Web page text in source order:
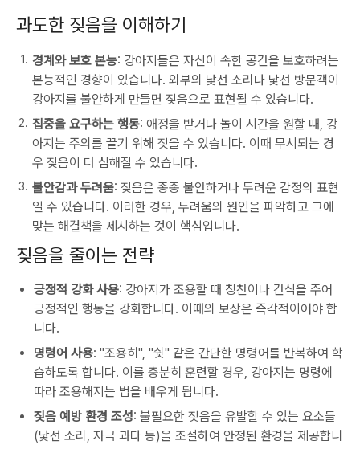
과도한 짖음을 이해하기
경계와 보호 본능: 강아지들은 자신이 속한 공간을 보호하려는
본능적인 경향이 있습니다. 외부의 낯선 소리나 낯선 방문객이
강아지를 불안하게 만들면 짖음으로 표현될 수 있습니다.
집중을 요구하는 행동: 애정을 받거나 놀이 시간을 원할 때, 강
아지는 주의를 끌기 위해 짖을 수 있습니다. 이때 무시되는 경
우 짖음이 더 심해질 수 있습니다.
불안감과 두려움: 짖음은 종종 불안하거나 두려운 감정의 표현
일 수 있습니다. 이러한 경우, 두려움의 원인을 파악하고 그에
맞는 해결책을 제시하는 것이 핵심입니다.
짖음을 줄이는 전략
긍정적 강화 사용: 강아지가 조용할 때 칭찬이나 간식을 주어
긍정적인 행동을 강화합니다. 이때의 보상은 즉각적이어야 합
니다.
명령어 사용: "조용히", "쉿" 같은 간단한 명령어를 반복하여 학
습하도록 합니다. 이를 충분히 훈련할 경우, 강아지는 명령에
따라 조용해지는 법을 배우게 됩니다.
짖음 예방 환경 조성: 불필요한 짖음을 유발할 수 있는 요소들
(낯선 소리, 자극 과다 등)을 조절하여 안정된 환경을 제공합니